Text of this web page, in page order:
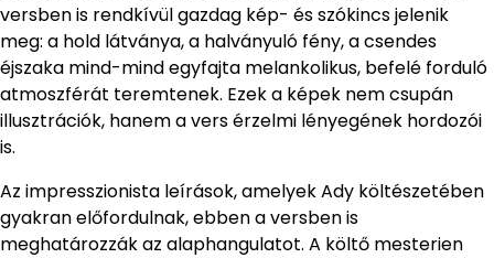
versben is rendkívül gazdag kép- és szókincs jelenik
meg: a hold látványa, a halványuló fény, a csendes
éjszaka mind-mind egyfajta melankolikus, befelé forduló
atmoszférát teremtenek. Ezek a képek nem csupán
illusztrációk, hanem a vers érzelmi lényegének hordozói
is.
Az impresszionista leírások, amelyek Ady költészetében
gyakran előfordulnak, ebben a versben is
meghatározzák az alaphangulatot. A költő mesterien